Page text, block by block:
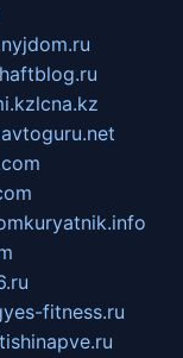
lcna.kz
avtoguru.net
kuryatnik.info
yes-fitness.ru
tishinapve.ru